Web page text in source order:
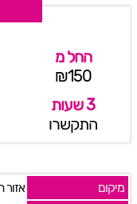
החל מ
₪150
3 שעות
התקשרו
מיקום אזור